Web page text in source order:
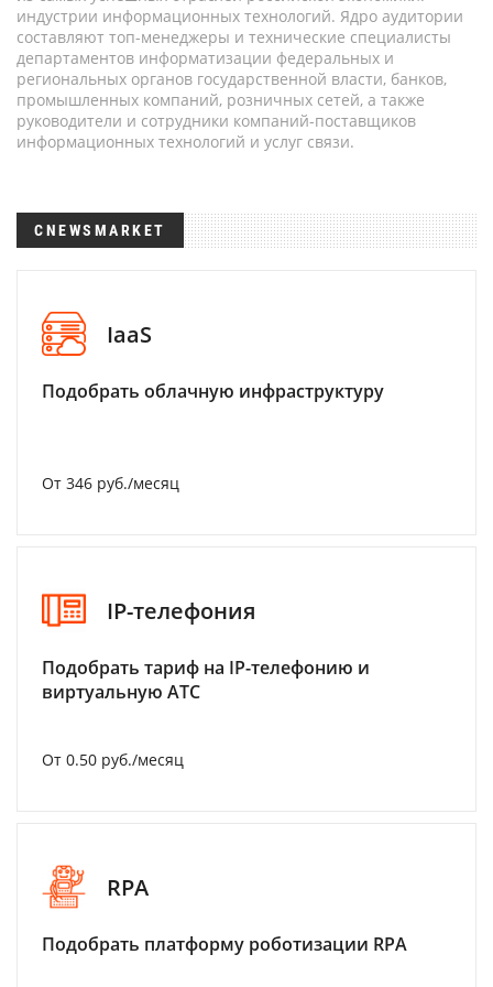
индустрии информационных технологий. Ядро аудитории
составляют топ-менеджеры и технические специалисты
департаментов информатизации федеральных и
региональных органов государственной власти, банков,
промышленных компаний, розничных сетей, а также
руководители и сотрудники компаний-поставщиков
информационных технологий и услуг связи.
CNEWSMARKET
IaaS
Подобрать облачную инфраструктуру
От 346 руб./месяц
IP-телефония
Подобрать тариф на IP-телефонию и
виртуальную АТС
От 0.50 руб./месяц
RPA
Подобрать платформу роботизации RPA